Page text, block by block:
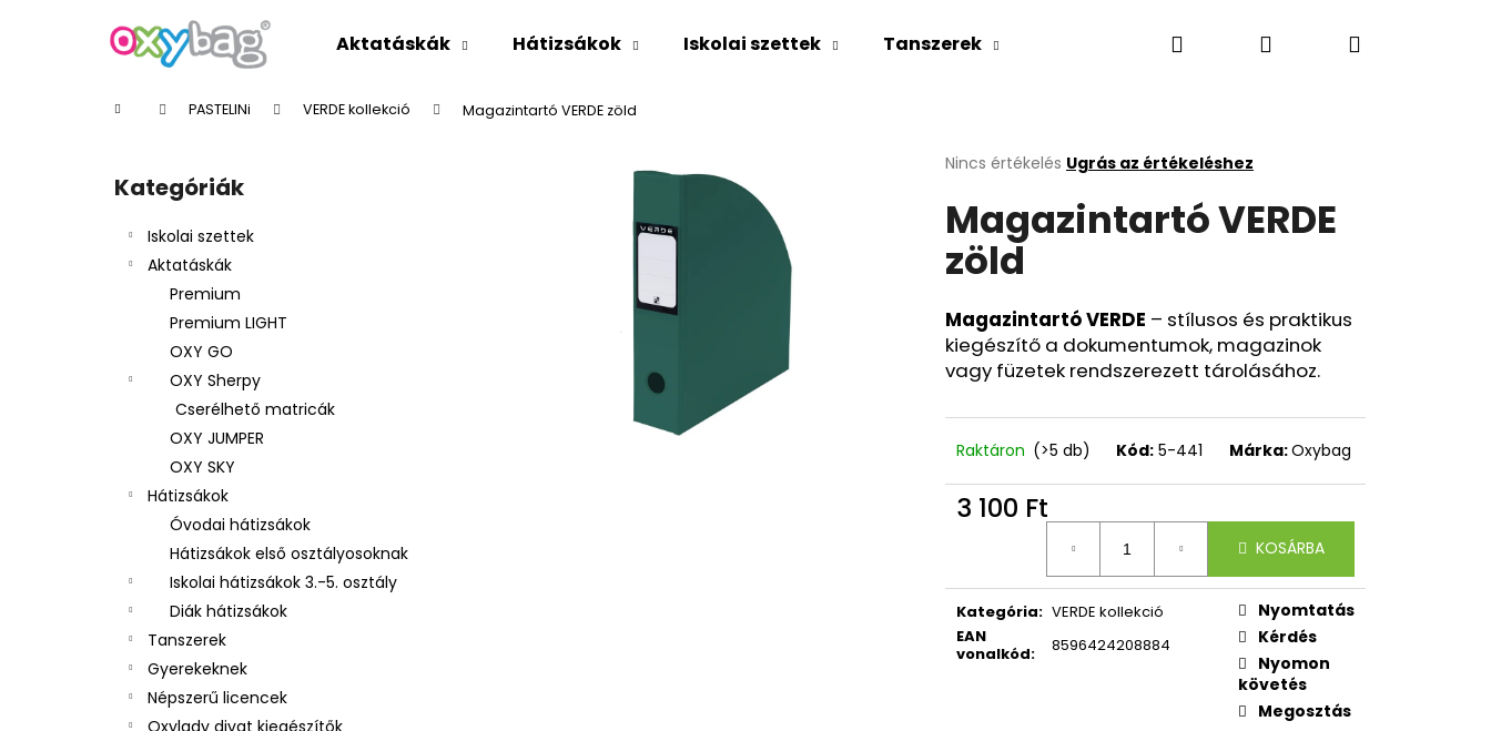
Aktatáskák Hátizsákok Iskolai szettek Tanszerek KeresésBejelentkezés
Kosár
KezdőlapPASTELINi VERDE kollekció Magazintartó VERDE zöld
Kategóriák
átugrása
Kategóriák
Iskolai szettek
Aktatáskák
Premium
Premium LIGHT
OXY GO
OXY Sherpy
Cserélhető matricák
OXY JUMPER
OXY SKY
Hátizsákok
Óvodai hátizsákok
Hátizsákok első osztályosoknak
Iskolai hátizsákok 3.-5. osztály
Diák hátizsákok
Tanszerek
Gyerekeknek
Népszerű licencek
Oxylady divat kiegészítők
A
átlagos
értékelése
ből
csillag.
Nincs értékelés Ugrás az értékeléshez
Magazintartó VERDE
zöld
Magazintartó VERDE – stílusos és praktikus
kiegészítő a dokumentumok, magazinok
vagy füzetek rendszerezett tárolásához.
Raktáron (>5 db) Kód: 5-441 Márka:Oxybag
3 100 Ft
KOSÁRBA
Kategória: VERDE kollekció
EAN
vonalkód: 8596424208884
Nyomtatás
Kérdés
Nyomon
követés
Megosztás
Vissza
Vissza
Mit keres?
Ajánljuk
Következő
3 RÉSZES SZETT OXY NEXT BUNNY
26 490 Ft
DIÁK HÁTIZSÁK OXY ZERO GREY